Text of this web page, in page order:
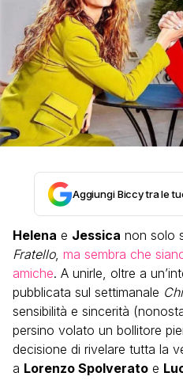
Aggiungi Biccy tra le
Helena e Jessica non solo
Fratello, ma sembra che
amiche. A unirle, oltre a
pubblicata sul settimanale Chi
sensibilità e sincerità
persino volato un bollitore
decisione di rivelare tutta la
a Lorenzo Spolverato e